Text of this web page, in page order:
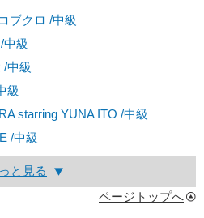
コブクロ /中級
/中級
/中級
級
starring YUNA ITO /中級
/中級
と見る
ページトップへ